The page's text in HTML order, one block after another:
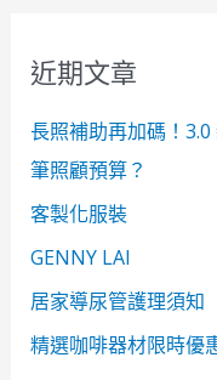
字
近期文章
長照補助再加碼！
筆照顧預算？
客製化服裝
GENNY LAI
居家導尿管護理須知
精選咖啡器材限時優